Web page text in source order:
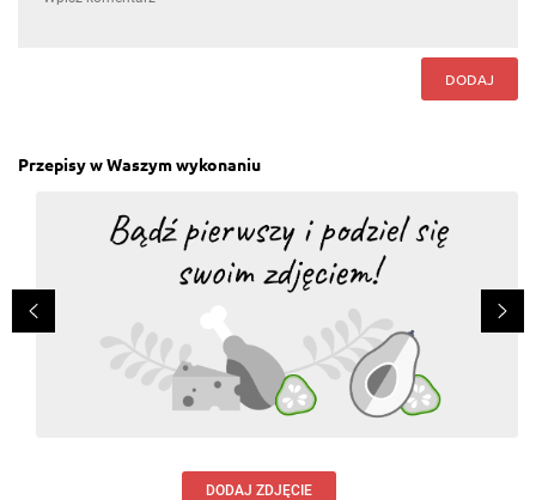
DODAJ
Przepisy w Waszym wykonaniu
DODAJ ZDJĘCIE